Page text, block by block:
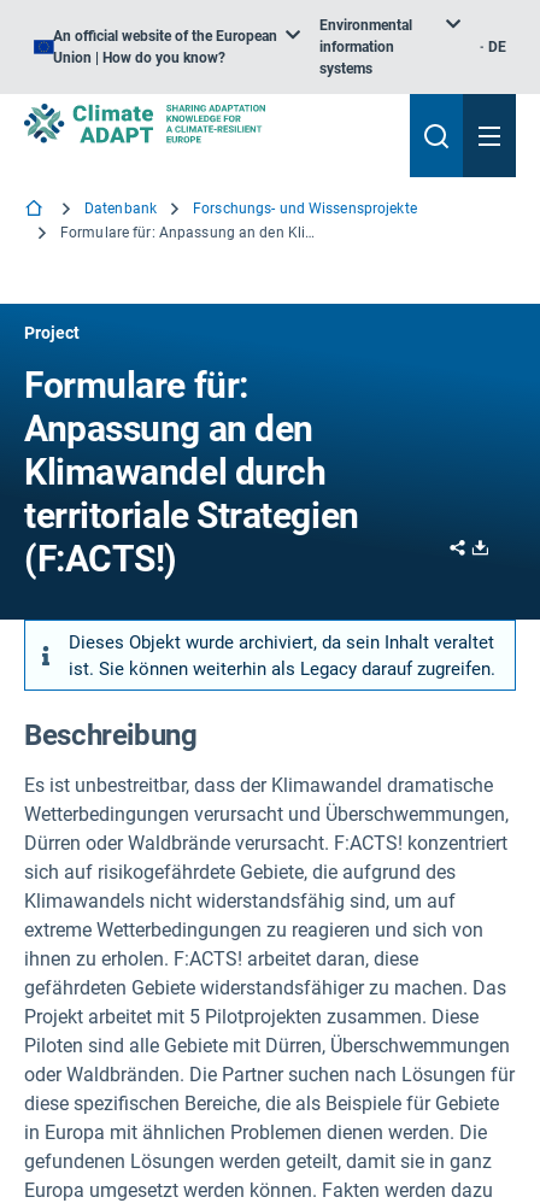
An official website of the European
Union | How do you know?
Environmental
information
systems
DE
Datenbank
Forschungs- und Wissensprojekte
Formulare für: Anpassung an den Klimawandel durch territoriale Strategien
Project
Formulare für:
Anpassung an den
Klimawandel durch
territoriale Strategien
(F:ACTS!)
Share
Dieses Objekt wurde archiviert, da sein Inhalt veraltet
ist. Sie können weiterhin als Legacy darauf zugreifen.
Beschreibung
Es ist unbestreitbar, dass der Klimawandel dramatische
Wetterbedingungen verursacht und Überschwemmungen,
Dürren oder Waldbrände verursacht. F:ACTS! konzentriert
sich auf risikogefährdete Gebiete, die aufgrund des
Klimawandels nicht widerstandsfähig sind, um auf
extreme Wetterbedingungen zu reagieren und sich von
ihnen zu erholen. F:ACTS! arbeitet daran, diese
gefährdeten Gebiete widerstandsfähiger zu machen. Das
Projekt arbeitet mit 5 Pilotprojekten zusammen. Diese
Piloten sind alle Gebiete mit Dürren, Überschwemmungen
oder Waldbränden. Die Partner suchen nach Lösungen für
diese spezifischen Bereiche, die als Beispiele für Gebiete
in Europa mit ähnlichen Problemen dienen werden. Die
gefundenen Lösungen werden geteilt, damit sie in ganz
Europa umgesetzt werden können. Fakten werden dazu